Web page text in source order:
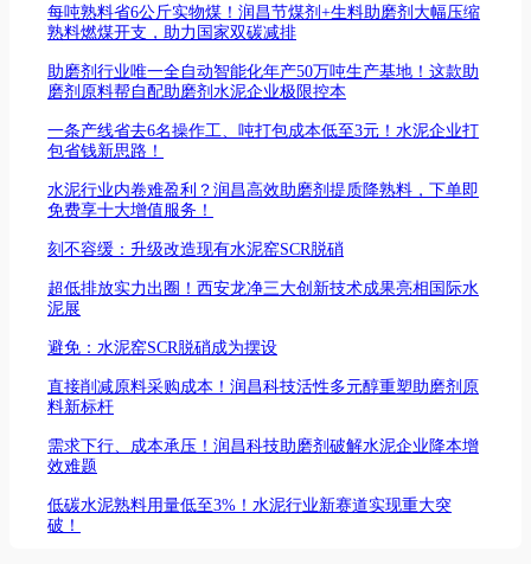
每吨熟料省6公斤实物煤！润昌节煤剂+生料助磨剂大幅压缩
熟料燃煤开支，助力国家双碳减排
助磨剂行业唯一全自动智能化年产50万吨生产基地！这款助
磨剂原料帮自配助磨剂水泥企业极限控本
一条产线省去6名操作工、吨打包成本低至3元！水泥企业打
包省钱新思路！
水泥行业内卷难盈利？润昌高效助磨剂提质降熟料，下单即
免费享十大增值服务！
刻不容缓：升级改造现有水泥窑SCR脱硝
超低排放实力出圈！西安龙净三大创新技术成果亮相国际水
泥展
避免：水泥窑SCR脱硝成为摆设
直接削减原料采购成本！润昌科技活性多元醇重塑助磨剂原
料新标杆
需求下行、成本承压！润昌科技助磨剂破解水泥企业降本增
效难题
低碳水泥熟料用量低至3%！水泥行业新赛道实现重大突
破！